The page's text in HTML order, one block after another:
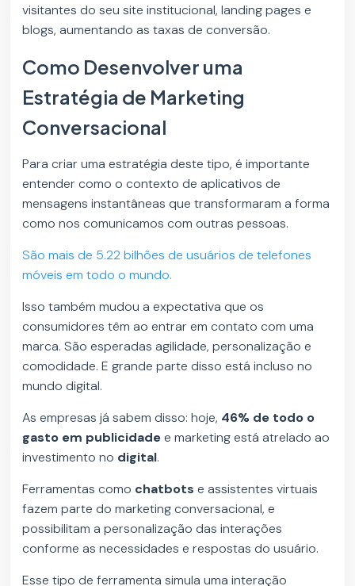
visitantes do seu site institucional, landing pages e
blogs, aumentando as taxas de conversão.
Como Desenvolver uma
Estratégia de Marketing
Conversacional
Para criar uma estratégia deste tipo, é importante
entender como o contexto de aplicativos de
mensagens instantâneas que transformaram a forma
como nos comunicamos com outras pessoas.
São mais de 5.22 bilhões de usuários de telefones
móveis em todo o mundo.
Isso também mudou a expectativa que os
consumidores têm ao entrar em contato com uma
marca. São esperadas agilidade, personalização e
comodidade. E grande parte disso está incluso no
mundo digital.
As empresas já sabem disso: hoje, 46% de todo o
gasto em publicidadee marketing está atrelado ao
investimento no digital.
Ferramentas como chatbotse assistentes virtuais
fazem parte do marketing conversacional, e
possibilitam a personalização das interações
conforme as necessidades e respostas do usuário.
Esse tipo de ferramenta simula uma interação